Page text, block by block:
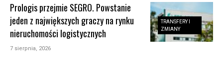
TRANSFERY I
ZMIANY
Prologis przejmie SEGRO. Powstanie
jeden z największych graczy na rynku
nieruchomości logistycznych
7 sierpnia, 2026